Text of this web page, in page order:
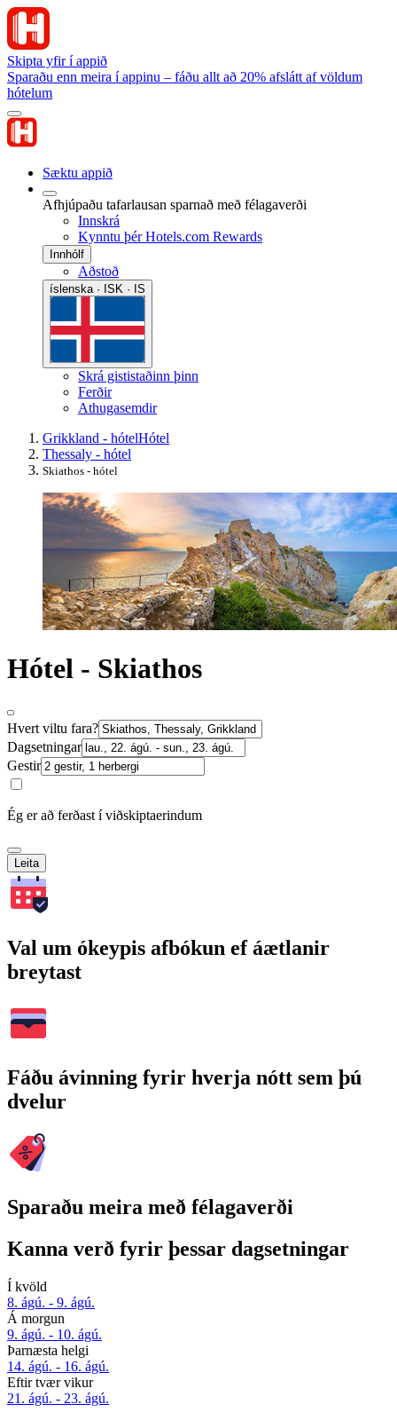
Skipta yfir í appið
Sparaðu enn meira í appinu – fáðu allt að 20% afslátt af völdum
hótelum
Sæktu appið
Afhjúpaðu tafarlausan sparnað með félagaverði
Innskrá
Kynntu þér Hotels.com Rewards
Innhólf
Aðstoð
íslenska · ISK · IS
Skrá gististaðinn þinn
Ferðir
Athugasemdir
Grikkland - hótelHótel
Thessaly - hótel
Skiathos - hótel
Hótel - Skiathos
Hvert viltu fara?
Dagsetningar
Gestir
Ég er að ferðast í viðskiptaerindum
Leita
Val um ókeypis afbókun ef áætlanir
breytast
Fáðu ávinning fyrir hverja nótt sem þú
dvelur
Sparaðu meira með félagaverði
Kanna verð fyrir þessar dagsetningar
Í kvöld
8. ágú. - 9. ágú.
Á morgun
9. ágú. - 10. ágú.
Þarnæsta helgi
14. ágú. - 16. ágú.
Eftir tvær vikur
21. ágú. - 23. ágú.